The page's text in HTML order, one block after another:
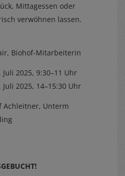
Mittagessen oder
verwöhnen lassen.
Biohof-Mitarbeiterin
2025, 9:30–11 Uhr
2025, 14–15:30 Uhr
Achleitner, Unterm